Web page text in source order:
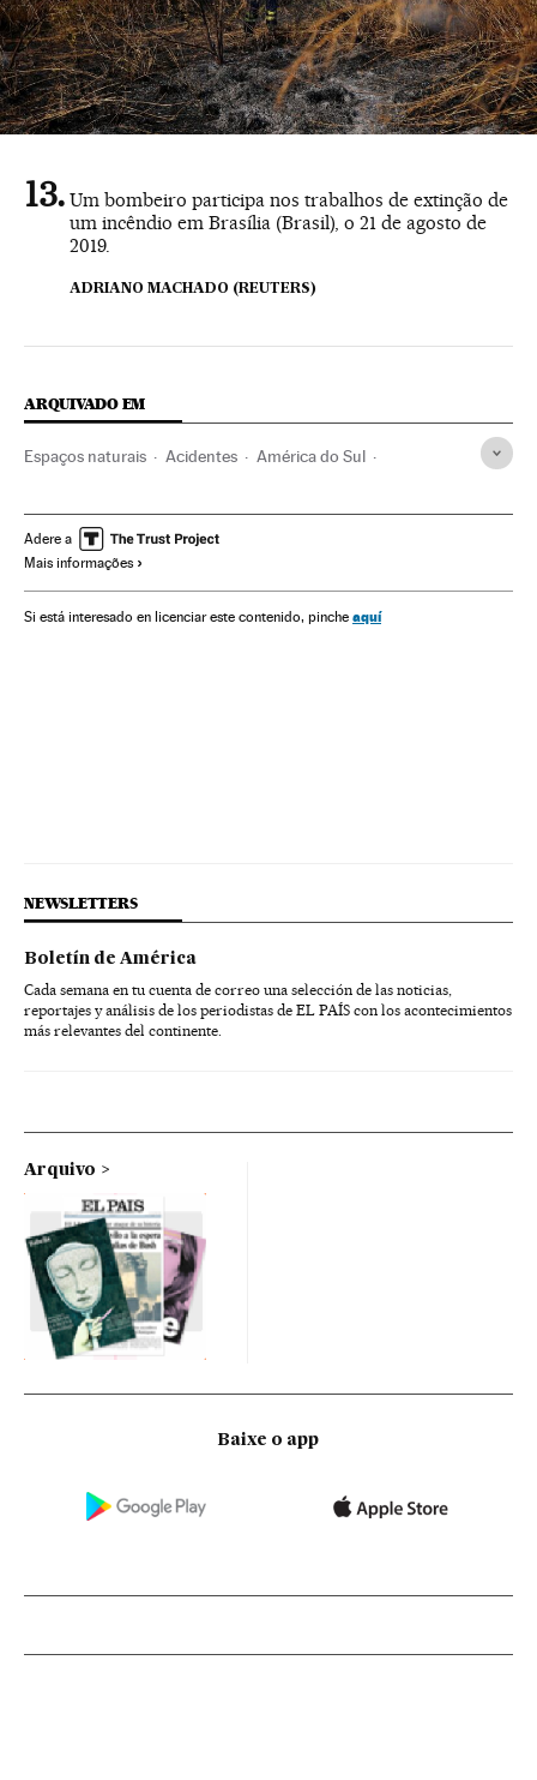
Um bombeiro participa nos trabalhos de extinção de
um incêndio em Brasília (Brasil), o 21 de agosto de
2019.
ADRIANO MACHADO (REUTERS)
ARQUIVADO EM
Espaços naturais Acidentes América do Sul
Problemas ambientais Incêndios florestais intencionais
Reservas naturais Incêndios florestais
Adere a
Mais informações
Si está interesado en licenciar este contenido, pinche aquí
NEWSLETTERS
Boletín de América
Cada semana en tu cuenta de correo una selección de las noticias,
reportajes y análisis de los periodistas de EL PAÍS con los acontecimientos
más relevantes del continente.
Arquivo
Baixe o app